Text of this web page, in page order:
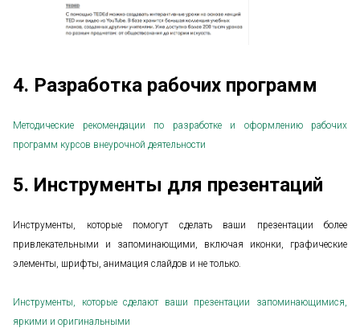
4. Разработка рабочих программ
Методические рекомендации по разработке и оформлению рабочих
программ курсов внеурочной деятельности
5. Инструменты для презентаций
Инструменты, которые помогут сделать ваши презентации более
привлекательными и запоминающими, включая иконки, графические
элементы, шрифты, анимация слайдов и не только.
Инструменты, которые сделают ваши презентации запоминающимися,
яркими и оригинальными